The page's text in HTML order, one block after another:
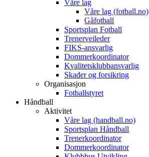
Våre lag
Våre lag (fotball.no)
Gåfotball
Sportsplan Fotball
Trenerveileder
FIKS-ansvarlig
Dommerkoordinator
Kvalitetsklubbansvarlig
Skader og forsikring
Organisasjon
Fotballstyret
Håndball
Aktivitet
Våre lag (handball.no)
Sportsplan Håndball
Trenerkoordinator
Dommerkoordinator